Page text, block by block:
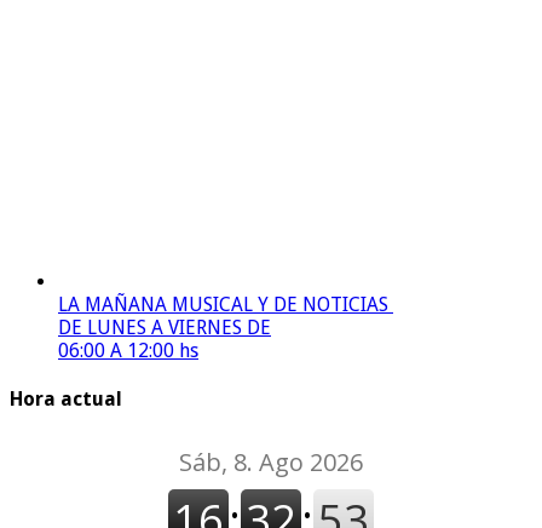
LA MAÑANA MUSICAL Y DE NOTICIAS
DE LUNES A VIERNES DE
06:00 A 12:00 hs
Hora actual